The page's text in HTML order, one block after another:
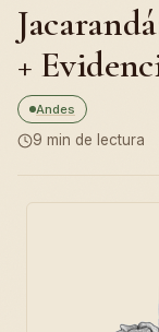
+
Andes
9 min de lectura